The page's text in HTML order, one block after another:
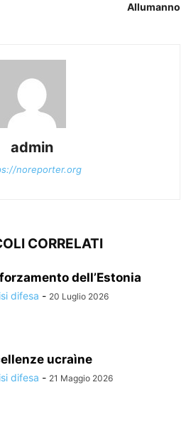
Allumanno
admin
noreporter.org
CORRELATI
dell’Estonia
difesa - 20 Luglio 2026
ucraìne
difesa - 21 Maggio 2026